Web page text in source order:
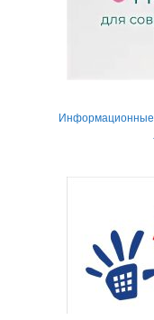
Информационные